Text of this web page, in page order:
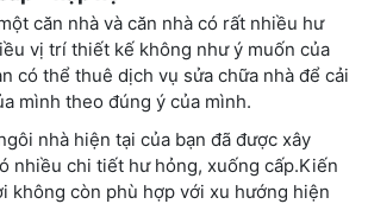
căn nhà và căn nhà có rất nhiều hư
vị trí thiết kế không như ý muốn của
có thể thuê dịch vụ sửa chữa nhà để cải
mình theo đúng ý của mình.
nhà hiện tại của bạn đã được xây
nhiều chi tiết hư hỏng, xuống cấp.Kiến
không còn phù hợp với xu hướng hiện